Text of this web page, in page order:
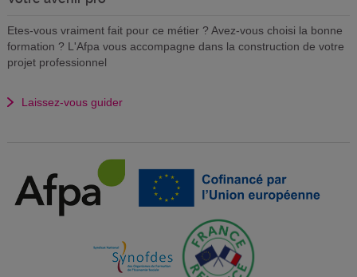
Etes-vous vraiment fait pour ce métier ? Avez-vous choisi la bonne
formation ? L'Afpa vous accompagne dans la construction de votre
projet professionnel
Laissez-vous guider